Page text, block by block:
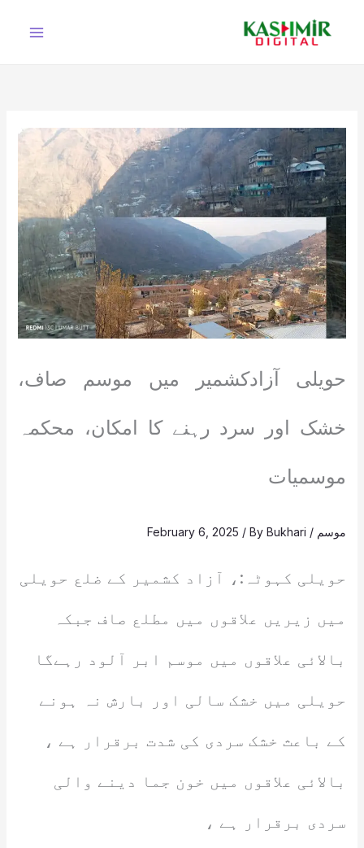
حویلی آزادکشمیر میں موسم صاف،
خشک اور سرد رہنے کا امکان، محکمہ
موسمیات
موسم /
February 6, 2025 / ByBukhari
حویلی کہوٹہ:، آزاد کشمیر کے ضلع حویلی
میں زیریں علاقوں میں مطلع صاف جبکہ
بالائی علاقوں میں موسم ابر آلود رہےگا
حویلی میں خشک سالی اور بارش نہ ہونے
کے باعث خشک سردی کی شدت برقرار ہے ،
بالائی علاقوں میں خون جما دینے والی
سردی برقرار ہے ،